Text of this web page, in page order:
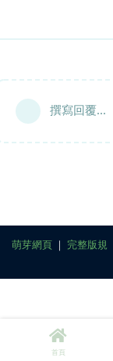
撰寫回覆...
萌芽網頁｜ 完整版規
首頁